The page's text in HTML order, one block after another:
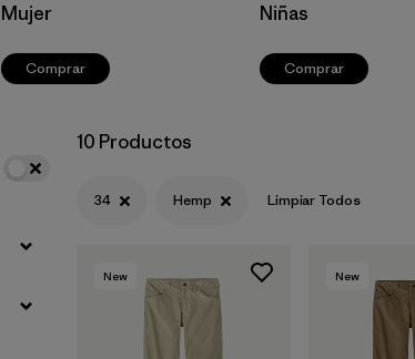
Mujer
Comprar
Niñas
Comprar
10 Productos
34 Hemp Limpiar Todos
New New